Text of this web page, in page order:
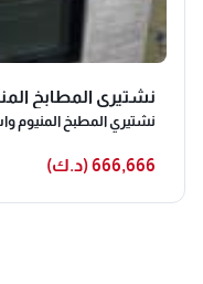
نشتيري المطابخ
نشتيري المطبخ
666,666 (د.ك)